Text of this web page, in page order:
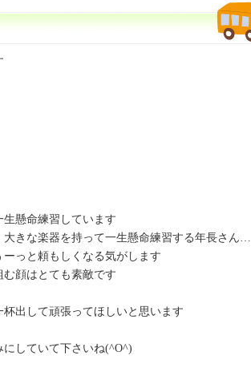
懸命練習しています
きな楽器を持って一生懸命練習する年長さん…
っと頼もしくなる気がします
顔はとても素敵です
出して頑張ってほしいと思います
していて下さいね(^O^)